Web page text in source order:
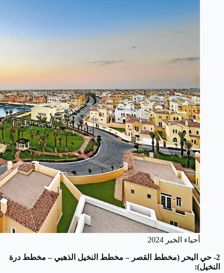
أحياء الخبر 2024
2- حي البحر (مخطط القصر – مخطط النخيل الذهبي – مخطط درة
النخيل):